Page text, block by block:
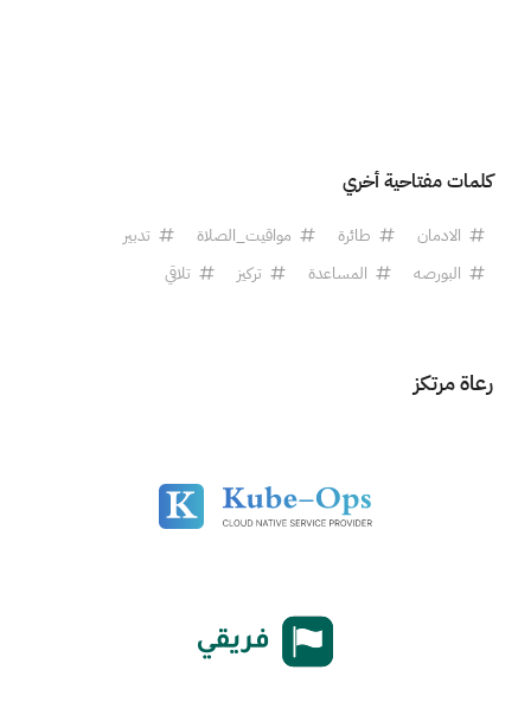
كلمات مفتاحية أخري
الادمان طائرة مواقيت_الصلاة
تدبير
البورصه
المساعدة تركيز تلاقي
رعاة مرتكز